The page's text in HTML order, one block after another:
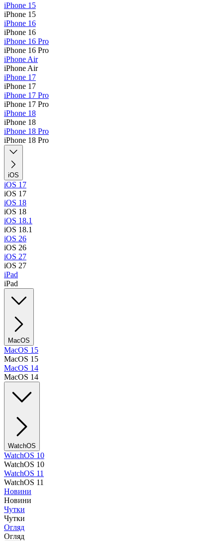
iPhone 15
iPhone 15
iPhone 16
iPhone 16
iPhone 16 Pro
iPhone 16 Pro
iPhone Air
iPhone Air
iPhone 17
iPhone 17
iPhone 17 Pro
iPhone 17 Pro
iPhone 18
iPhone 18
iPhone 18 Pro
iPhone 18 Pro
iOS
iOS 17
iOS 17
iOS 18
iOS 18
iOS 18.1
iOS 18.1
iOS 26
iOS 26
iOS 27
iOS 27
iPad
iPad
MacOS
MacOS 15
MacOS 15
MacOS 14
MacOS 14
WatchOS
WatchOS 10
WatchOS 10
WatchOS 11
WatchOS 11
Новини
Новини
Чутки
Чутки
Огляд
Огляд